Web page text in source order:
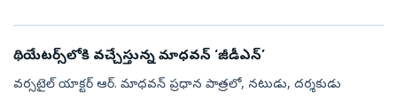
థియేటర్స్‌లోకి వచ్చేస్తున్న మాధవన్‌ ‘జీడీఎన్‌’
వర్సటైల్ యాక్టర్ ఆర్‌. మాధవన్‌ ప్రధాన పాత్రలో, నటుడు, దర్శకుడు